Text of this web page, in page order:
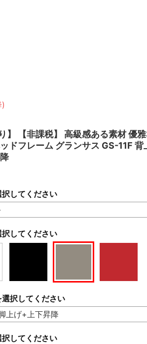
】 【非課税】 高級感ある素材 優
ドフレーム グランサス GS-11F 背
択してください
してください
択してください
択してください